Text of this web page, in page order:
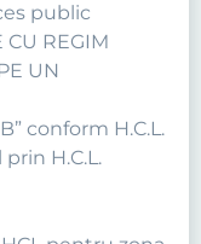
public
CU REGIM
UN
conform H.C.L.
H.C.L.